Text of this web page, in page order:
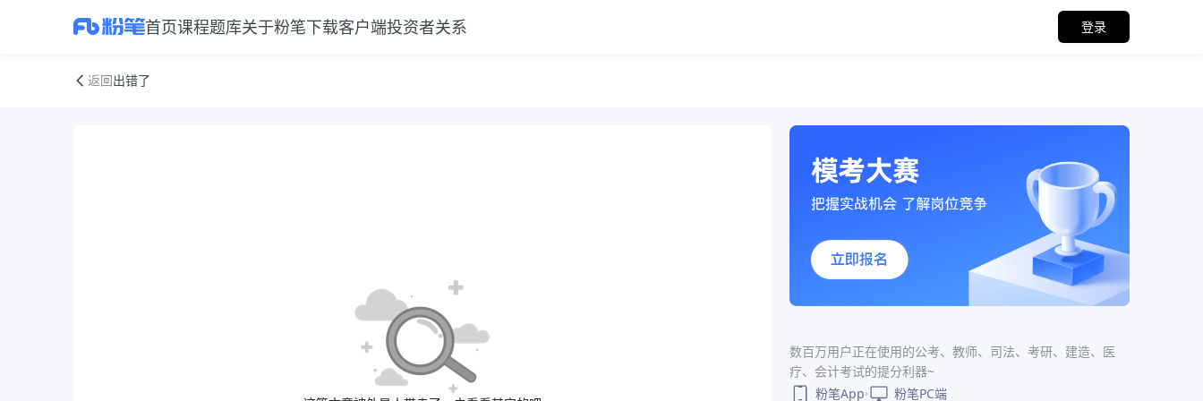
首页课程题库关于粉笔下载客户端投资者关系 登录
返回出错了
数百万用户正在使用的公考、教师、司法、考研、建造、医
疗、会计考试的提分利器~
粉笔App
粉笔PC端